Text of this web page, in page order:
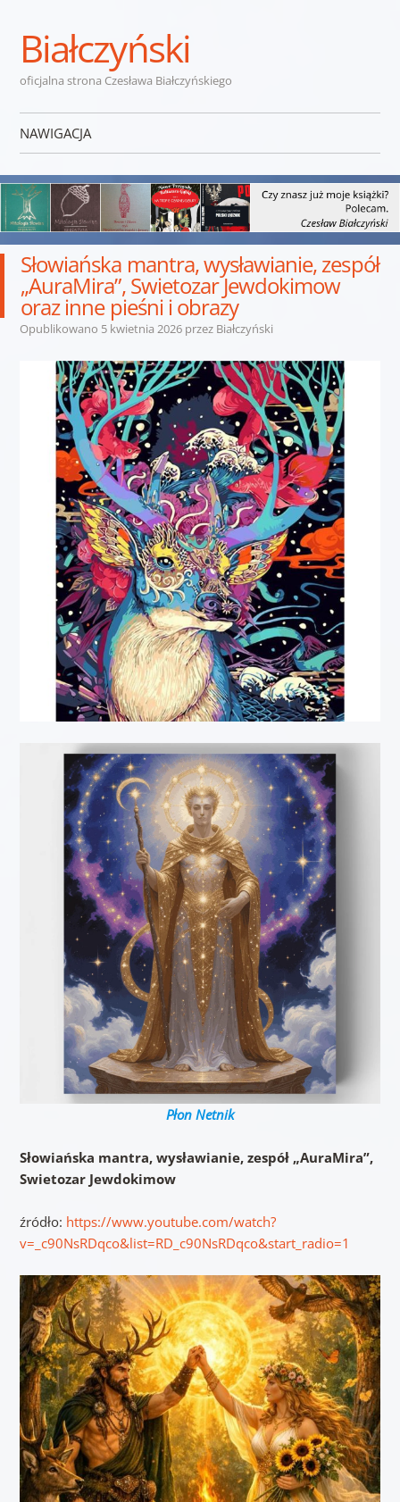
Białczyński
oficjalna strona Czesława Białczyńskiego
NAWIGACJA
Słowiańska mantra, wysławianie, zespół
„AuraMira”, Swietozar Jewdokimow
oraz inne pieśni i obrazy
Opublikowano 5 kwietnia 2026przez Białczyński
Płon Netnik
Słowiańska mantra, wysławianie, zespół „AuraMira”,
Swietozar Jewdokimow
źródło: https://www.youtube.com/watch?
v=_c90NsRDqco&list=RD_c90NsRDqco&start_radio=1